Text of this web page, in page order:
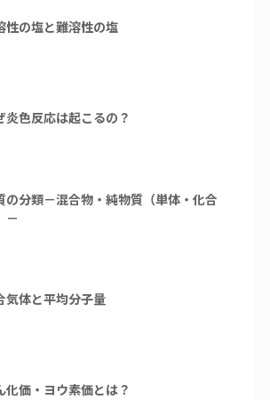
性の塩と難溶性の塩
炎色反応は起こるの？
の分類－混合物・純物質（単体・化合
－
気体と平均分子量
化価・ヨウ素価とは？